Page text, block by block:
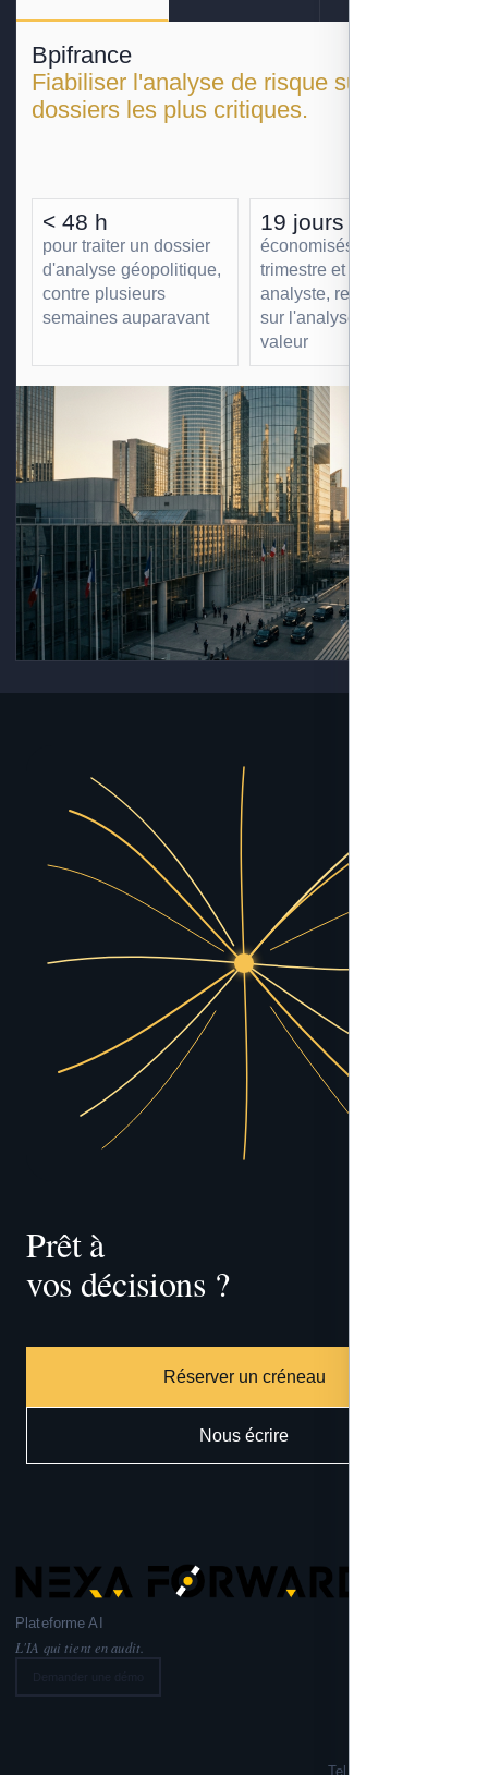
Bpifrance
Fiabiliser l'analyse de risque sur les
dossiers les plus critiques.
< 48 h
pour traiter un dossier
d'analyse géopolitique,
contre plusieurs
semaines auparavant
19 jours
économisés par
trimestre et par
analyste, redéployés
sur l'analyse à forte
valeur
Prêt à
tracer
vos décisions ?
Réserver un créneau
Nous écrire
Plateforme AI
L'IA qui tient en audit.
Tel: +33 6 99 02 72 50